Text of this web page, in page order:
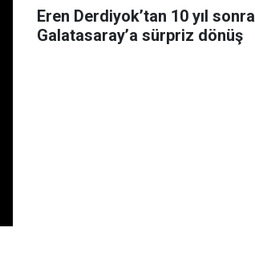
Eren Derdiyok’tan 10 yıl sonra
Galatasaray’a sürpriz dönüş